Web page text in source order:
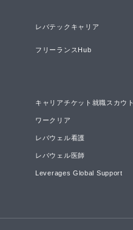
レバテックキャリア
フリーランスHub
キャリアチケット就職スカウト
ワークリア
レバウェル看護
レバウェル医師
Leverages Global Support